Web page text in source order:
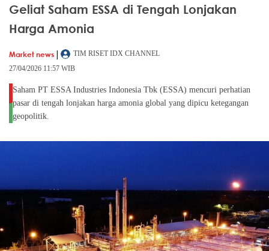
Geliat Saham ESSA di Tengah Lonjakan
Harga Amonia
Market news |
TIM RISET IDX CHANNEL
27/04/2026 11:57 WIB
Saham PT ESSA Industries Indonesia Tbk (ESSA) mencuri perhatian
pasar di tengah lonjakan harga amonia global yang dipicu ketegangan
geopolitik.